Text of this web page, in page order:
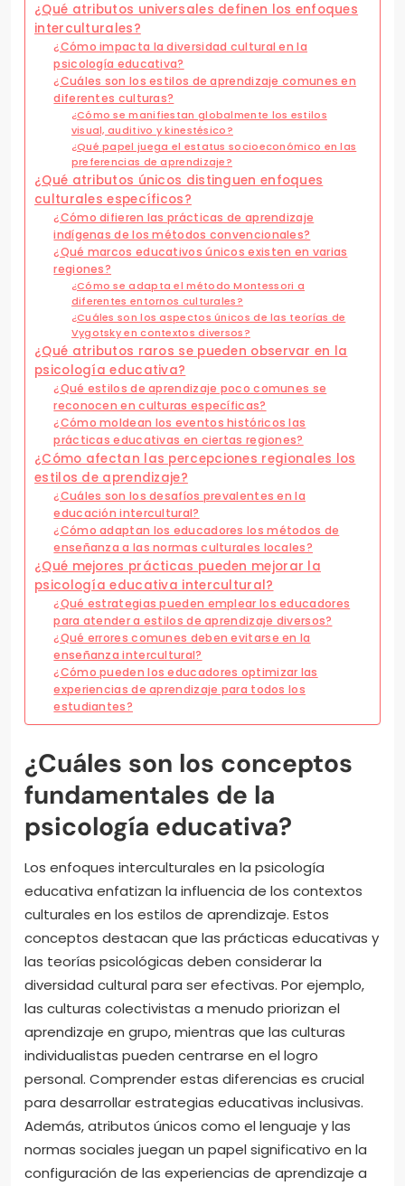
¿Qué atributos universales definen los enfoques
interculturales?
¿Cómo impacta la diversidad cultural en la
psicología educativa?
¿Cuáles son los estilos de aprendizaje comunes en
diferentes culturas?
¿Cómo se manifiestan globalmente los estilos
visual, auditivo y kinestésico?
¿Qué papel juega el estatus socioeconómico en las
preferencias de aprendizaje?
¿Qué atributos únicos distinguen enfoques
culturales específicos?
¿Cómo difieren las prácticas de aprendizaje
indígenas de los métodos convencionales?
¿Qué marcos educativos únicos existen en varias
regiones?
¿Cómo se adapta el método Montessori a
diferentes entornos culturales?
¿Cuáles son los aspectos únicos de las teorías de
Vygotsky en contextos diversos?
¿Qué atributos raros se pueden observar en la
psicología educativa?
¿Qué estilos de aprendizaje poco comunes se
reconocen en culturas específicas?
¿Cómo moldean los eventos históricos las
prácticas educativas en ciertas regiones?
¿Cómo afectan las percepciones regionales los
estilos de aprendizaje?
¿Cuáles son los desafíos prevalentes en la
educación intercultural?
¿Cómo adaptan los educadores los métodos de
enseñanza a las normas culturales locales?
¿Qué mejores prácticas pueden mejorar la
psicología educativa intercultural?
¿Qué estrategias pueden emplear los educadores
para atender a estilos de aprendizaje diversos?
¿Qué errores comunes deben evitarse en la
enseñanza intercultural?
¿Cómo pueden los educadores optimizar las
experiencias de aprendizaje para todos los
estudiantes?
¿Cuáles son los conceptos
fundamentales de la
psicología educativa?
Los enfoques interculturales en la psicología
educativa enfatizan la influencia de los contextos
culturales en los estilos de aprendizaje. Estos
conceptos destacan que las prácticas educativas y
las teorías psicológicas deben considerar la
diversidad cultural para ser efectivas. Por ejemplo,
las culturas colectivistas a menudo priorizan el
aprendizaje en grupo, mientras que las culturas
individualistas pueden centrarse en el logro
personal. Comprender estas diferencias es crucial
para desarrollar estrategias educativas inclusivas.
Además, atributos únicos como el lenguaje y las
normas sociales juegan un papel significativo en la
configuración de las experiencias de aprendizaje a